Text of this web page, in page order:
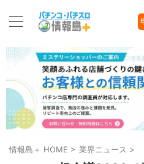
情報島＋ HOME > 業界ニュース >